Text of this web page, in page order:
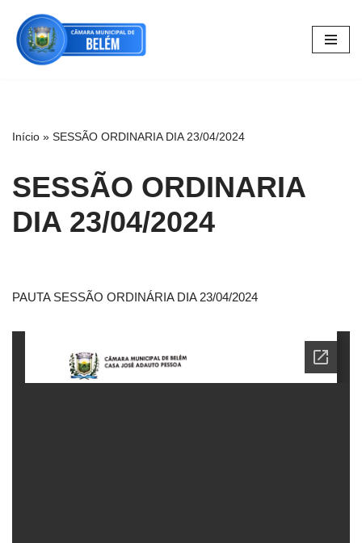
Pular
para
Início » SESSÃO ORDINARIA DIA 23/04/2024
SESSÃO ORDINARIA
DIA 23/04/2024
PAUTA SESSÃO ORDINÁRIA DIA 23/04/2024